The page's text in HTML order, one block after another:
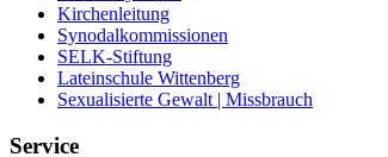
Kirchenleitung
Synodalkommissionen
SELK-Stiftung
Lateinschule Wittenberg
Sexualisierte Gewalt | Missbrauch
Service